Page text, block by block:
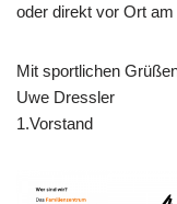
oder direkt vor Ort
Mit sportlichen
Uwe Dressler
1.Vorstand